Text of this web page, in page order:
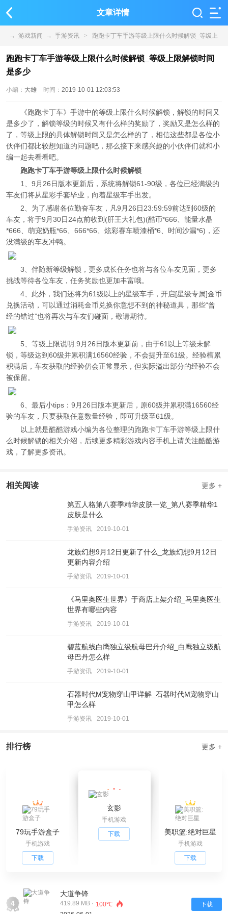
文章详情
→ 游戏新闻 → 手游资讯 > 跑跑卡丁车手游等级上限什么时候解锁_等级上
限解锁时间是多少
跑跑卡丁车手游等级上限什么时候解锁_等级上限解锁时间
是多少
小编： 大雄 时间： 2019-10-01 12:03:53
《跑跑卡丁车》手游中的等级上限什么时候解锁，解锁的时间又
是多少了，解锁等级的时候又有什么样的奖励了，奖励又是怎么样的
了，等级上限的具体解锁时间又是怎么样的了，相信这些都是各位小
伙伴们都比较想知道的问题吧，那么接下来感兴趣的小伙伴们就和小
编一起去看看吧。
跑跑卡丁车手游等级上限什么时候解锁
1、9月26日版本更新后，系统将解锁61-90级，各位已经满级的
车友们将从星彩手套毕业，向着星级车手出发。
2、为了感谢各位勤奋车友，凡9月26日23:59:59前达到60级的
车友，将于9月30日24点前收到(肝王大礼包)(酷币*666、能量水晶
*666、萌宠奶瓶*66、666*66、炫彩赛车喷漆桶*6、时间沙漏*6)，还
没满级的车友冲鸭。
3、伴随新等级解锁，更多成长任务也将与各位车友见面，更多
挑战等待各位车友，任务奖励也更加丰富哦。
4、此外，我们还将为61级以上的星级车手，开启[星级专属]金币
兑换活动，可以通过消耗金币兑换你意想不到的神秘道具，那些“曾
经的错过”也将再次与车友们碰面，敬请期待。
5、等级上限说明:9月26日版本更新前，由于61以上等级未解
锁，等级达到60级并累积满16560经验，不会提升至61级。经验槽累
积满后，车友获取的经验仍会正常显示，但实际溢出部分的经验不会
被保留。
6、最后小tips：9月26日版本更新后，原60级并累积满16560经
验的车友，只要获取任意数量经验，即可升级至61级。
以上就是酷酷游戏小编为各位整理的跑跑卡丁车手游等级上限什
么时候解锁的相关介绍，后续更多精彩游戏内容手机上请关注酷酷游
戏，了解更多资讯。
相关阅读 更多 +
第五人格第八赛季精华皮肤一览_第八赛季精华1
皮肤是什么
手游资讯 2019-10-01
龙族幻想9月12日更新了什么_龙族幻想9月12日
更新内容介绍
手游资讯 2019-10-01
《马里奥医生世界》于商店上架介绍_马里奥医生
世界有哪些内容
手游资讯 2019-10-01
碧蓝航线白鹰独立级航母巴丹介绍_白鹰独立级航
母巴丹怎么样
手游资讯 2019-10-01
石器时代M宠物穿山甲详解_石器时代M宠物穿山
甲怎么样
手游资讯 2019-10-01
排行榜 更多 +
79玩手游盒子
手机游戏
下载
玄影
手机游戏
下载
美职篮:绝对巨星
手机游戏
下载
4
大道争锋
419.89 MB · 100℃
下载